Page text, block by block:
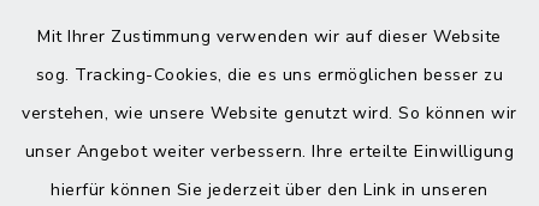
Mit Ihrer Zustimmung verwenden wir auf dieser Website
sog. Tracking-Cookies, die es uns ermöglichen besser zu
verstehen, wie unsere Website genutzt wird. So können wir
unser Angebot weiter verbessern. Ihre erteilte Einwilligung
hierfür können Sie jederzeit über den Link in unseren